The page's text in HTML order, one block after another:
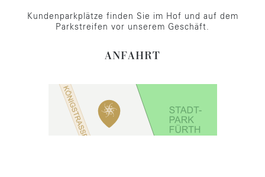
Kundenparkplätze finden Sie im Hof und auf dem
Parkstreifen vor unserem Geschäft.
ANFAHRT